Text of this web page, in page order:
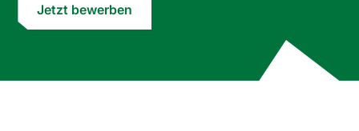
Entsorgungstechnik
Energietechnik
Kontaktformular
Jetzt bewerben